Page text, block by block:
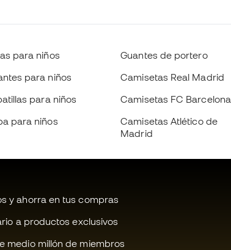
para niños
para niños
para niños
para niños
Guantes de portero
Camisetas Real Madrid
Camisetas FC Barcelona
Camisetas Atlético de
Madrid
y ahorra en tus compras
a productos exclusivos
medio millón de miembros